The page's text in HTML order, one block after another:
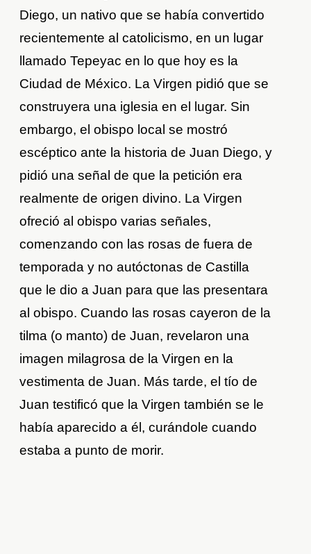
Diego, un nativo que se había convertido
recientemente al catolicismo, en un lugar
llamado Tepeyac en lo que hoy es la
Ciudad de México. La Virgen pidió que se
construyera una iglesia en el lugar. Sin
embargo, el obispo local se mostró
escéptico ante la historia de Juan Diego, y
pidió una señal de que la petición era
realmente de origen divino. La Virgen
ofreció al obispo varias señales,
comenzando con las rosas de fuera de
temporada y no autóctonas de Castilla
que le dio a Juan para que las presentara
al obispo. Cuando las rosas cayeron de la
tilma (o manto) de Juan, revelaron una
imagen milagrosa de la Virgen en la
vestimenta de Juan. Más tarde, el tío de
Juan testificó que la Virgen también se le
había aparecido a él, curándole cuando
estaba a punto de morir.